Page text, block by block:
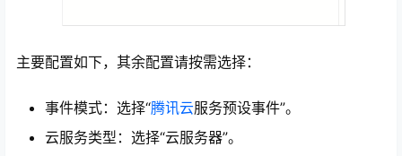
主要配置如下，其余配置请按需选择：
事件模式：选择“腾讯云服务预设事件”。
云服务类型：选择“云服务器”。